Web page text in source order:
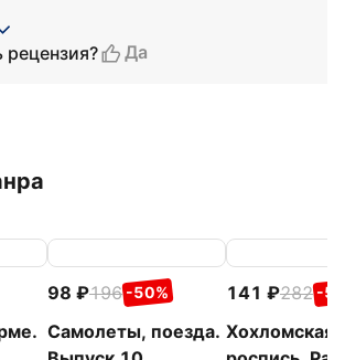
рецензия?
Да
98 196 -50%
Самолеты, поезда.
141 282 -
Хохломская